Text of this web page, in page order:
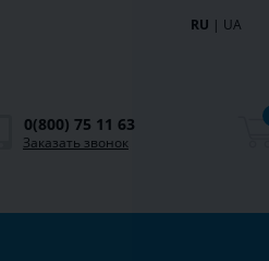
RU | UA
0(800) 75 11 63
Заказать звонок